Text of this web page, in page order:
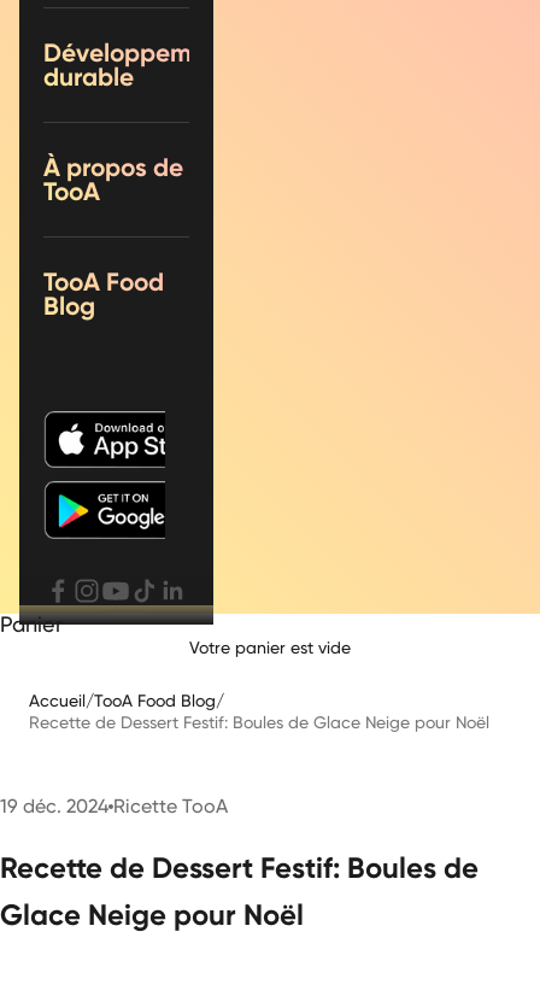
Développement
durable
À propos de
TooA
TooA Food
Blog
Panier
Votre panier est vide
Accueil/TooA Food Blog/
Recette de Dessert Festif: Boules de Glace Neige pour Noël
19 déc. 2024 Ricette TooA
Recette de Dessert Festif: Boules de
Glace Neige pour Noël